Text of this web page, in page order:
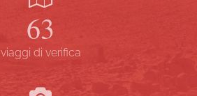
67
viaggi di verifica